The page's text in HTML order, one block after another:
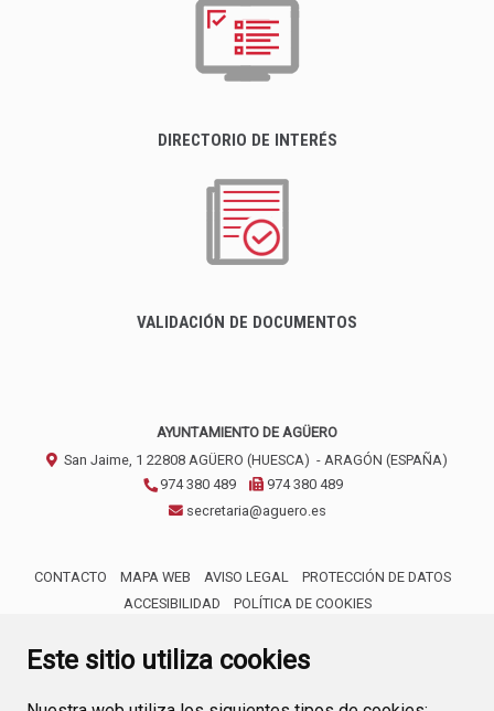
Este sitio utiliza cookies
DIRECTORIO DE INTERÉS
VALIDACIÓN DE DOCUMENTOS
AYUNTAMIENTO DE AGÜERO
San Jaime, 1 22808 AGÜERO (HUESCA) - ARAGÓN (ESPAÑA)
974 380 489
974 380 489
secretaria@aguero.es
CONTACTO MAPA WEB AVISO LEGAL
PROTECCIÓN DE DATOS
ACCESIBILIDAD
POLÍTICA DE COOKIES